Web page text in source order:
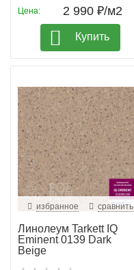
Цена: 2 990 ₽/м2
Купить
избранное сравнить
Линолеум Tarkett IQ
Eminent 0139 Dark
Beige